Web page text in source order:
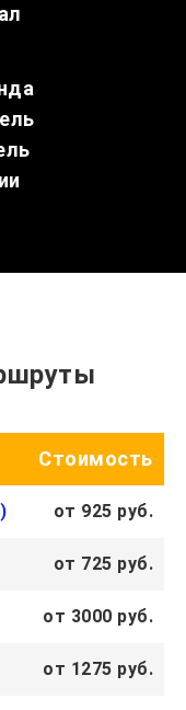
Стоимость
от 925 руб.
от 725 руб.
от 3000 руб.
от 1275 руб.